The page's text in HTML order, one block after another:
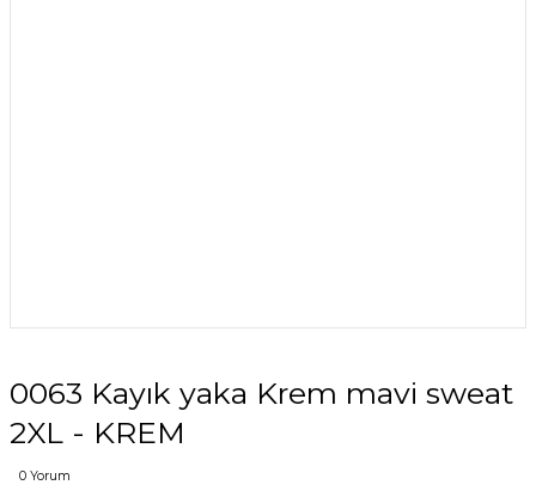
0063 Kayık yaka Krem mavi sweat
2XL - KREM
0 Yorum